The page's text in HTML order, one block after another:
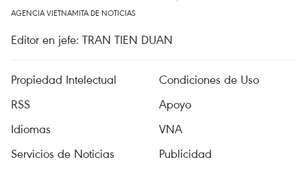
AGENCIA VIETNAMITA DE NOTICIAS
Editor en jefe: TRAN TIEN DUAN
Propiedad Intelectual
Condiciones de Uso
RSS
Apoyo
Idiomas
VNA
Servicios de Noticias
Publicidad